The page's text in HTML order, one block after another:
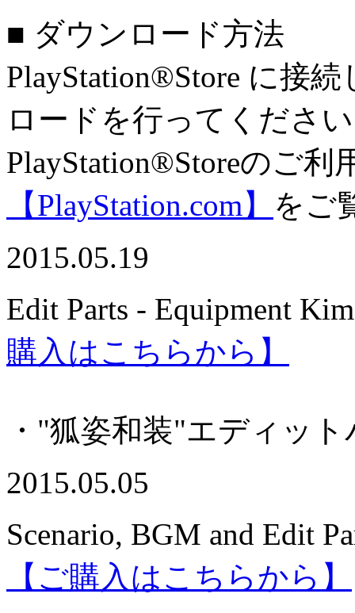
■ ダウンロード方法
PlayStation®Store に接
ロードを行ってくださ
PlayStation®Storeのご利
【PlayStation.com】 をご
2015.05.19
Edit Parts - Equipment
購入はこちらから】
・"狐姿和装"エディッ
2015.05.05
Scenario, BGM and Edit
【ご購入はこちらから】